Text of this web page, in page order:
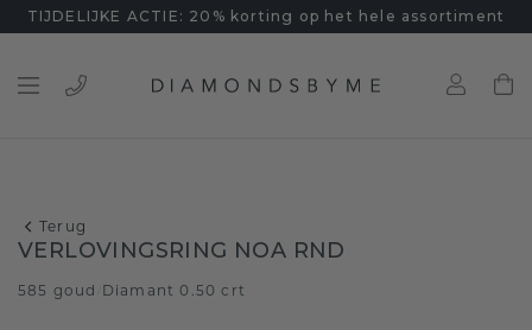
TIJDELIJKE ACTIE: 20% korting op het hele assortiment
Terug
VERLOVINGSRING NOA RND
585 goud Diamant 0.50 crt